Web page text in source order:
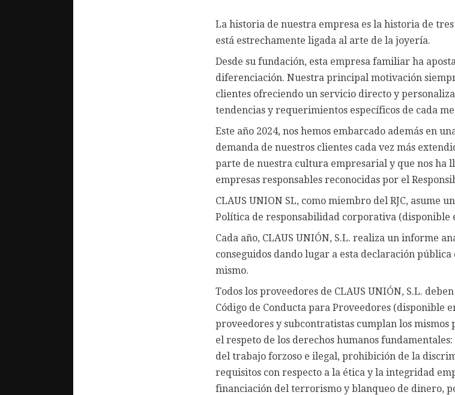
La historia de nuestra empresa es la historia de
está estrechamente ligada al arte de la joyería.
Desde su fundación, esta empresa familiar ha
diferenciación. Nuestra principal motivación
clientes ofreciendo un servicio directo y
tendencias y requerimientos específicos de cada
Este año 2024, nos hemos embarcado además en
demanda de nuestros clientes cada vez más
parte de nuestra cultura empresarial y que nos ha
empresas responsables reconocidas por el
CLAUS UNION SL, como miembro del RJC, asume
Política de responsabilidad corporativa (disponible
Cada año, CLAUS UNIÓN, S.L. realiza un informe
conseguidos dando lugar a esta declaración
mismo.
Todos los proveedores de CLAUS UNIÓN, S.L.
Código de Conducta para Proveedores (disponible
proveedores y subcontratistas cumplan los mismos
el respeto de los derechos humanos
del trabajo forzoso e ilegal, prohibición de la
requisitos con respecto a la ética y la integridad
financiación del terrorismo y blanqueo de dinero,